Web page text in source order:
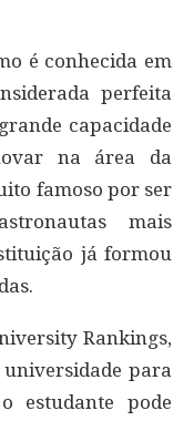
é conhecida em
perfeita
capacidade
na área da
famoso por ser
mais
já formou
Rankings,
para
estudante pode